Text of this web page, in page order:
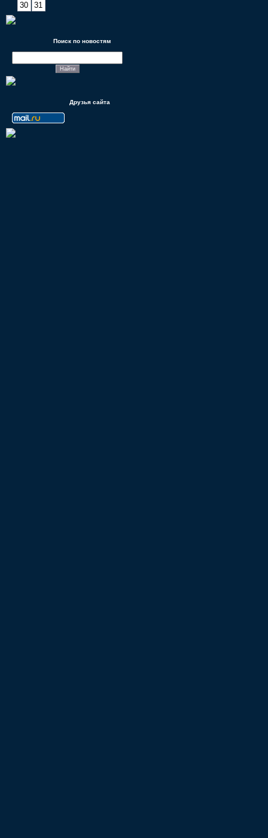
30
31
Поиск по новостям
Друзья сайта